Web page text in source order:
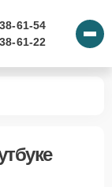
61-54
61-22